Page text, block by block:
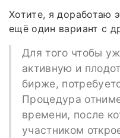
Хотите, я доработаю
ещё один вариант с
Для того чтобы
активную и
бирже,
Процедура
времени, после
участником